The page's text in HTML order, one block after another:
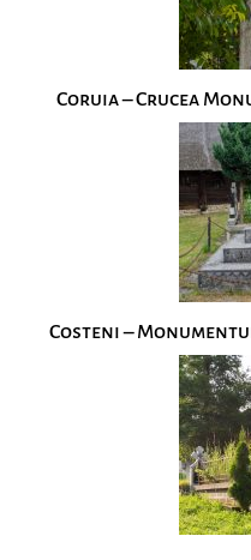
Coruia – Crucea
Costeni –